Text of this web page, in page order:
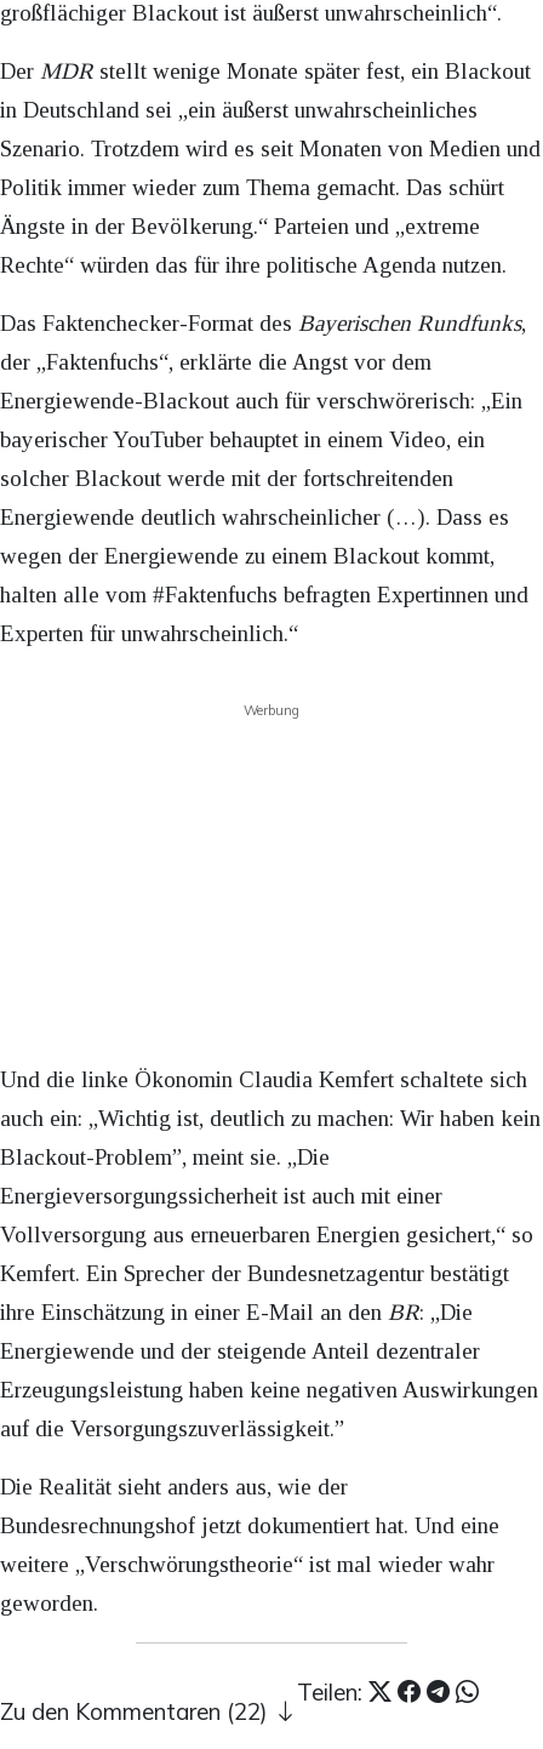
großflächiger Blackout ist äußerst unwahrscheinlich“.
Der MDR stellt wenige Monate später fest, ein Blackout
in Deutschland sei „ein äußerst unwahrscheinliches
Szenario. Trotzdem wird es seit Monaten von Medien und
Politik immer wieder zum Thema gemacht. Das schürt
Ängste in der Bevölkerung.“ Parteien und „extreme
Rechte“ würden das für ihre politische Agenda nutzen.
Das Faktenchecker-Format des Bayerischen Rundfunks,
der „Faktenfuchs“, erklärte die Angst vor dem
Energiewende-Blackout auch für verschwörerisch: „Ein
bayerischer YouTuber behauptet in einem Video, ein
solcher Blackout werde mit der fortschreitenden
Energiewende deutlich wahrscheinlicher (…). Dass es
wegen der Energiewende zu einem Blackout kommt,
halten alle vom #Faktenfuchs befragten Expertinnen und
Experten für unwahrscheinlich.“
Werbung
Und die linke Ökonomin Claudia Kemfert schaltete sich
auch ein: „Wichtig ist, deutlich zu machen: Wir haben kein
Blackout-Problem”, meint sie. „Die
Energieversorgungssicherheit ist auch mit einer
Vollversorgung aus erneuerbaren Energien gesichert,“ so
Kemfert. Ein Sprecher der Bundesnetzagentur bestätigt
ihre Einschätzung in einer E-Mail an den BR: „Die
Energiewende und der steigende Anteil dezentraler
Erzeugungsleistung haben keine negativen Auswirkungen
auf die Versorgungszuverlässigkeit.”
Die Realität sieht anders aus, wie der
Bundesrechnungshof jetzt dokumentiert hat. Und eine
weitere „Verschwörungstheorie“ ist mal wieder wahr
geworden.
Teilen:
Zu den Kommentaren (22)